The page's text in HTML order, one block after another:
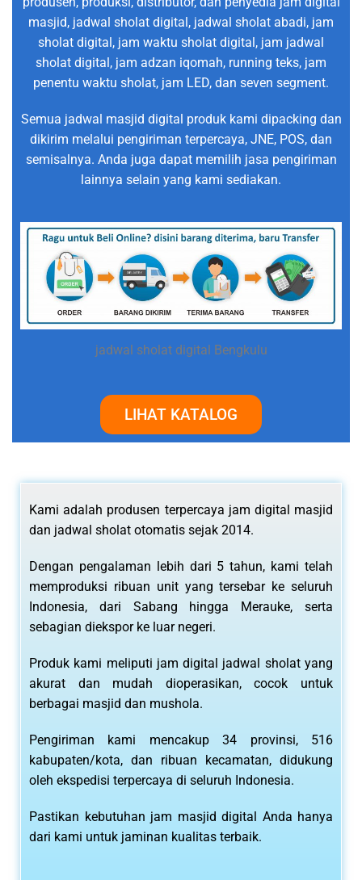
masjid, jadwal sholat digital, jadwal sholat abadi, jam
sholat digital, jam waktu sholat digital, jam jadwal
sholat digital, jam adzan iqomah, running teks, jam
penentu waktu sholat, jam LED, dan seven segment.
Semua jadwal masjid digital produk kami dipacking dan
dikirim melalui pengiriman terpercaya, JNE, POS, dan
semisalnya. Anda juga dapat memilih jasa pengiriman
lainnya selain yang kami sediakan.
jadwal sholat digital Bengkulu
LIHAT KATALOG
Kami adalah produsen terpercaya jam digital masjid
dan jadwal sholat otomatis sejak 2014.
Dengan pengalaman lebih dari 5 tahun, kami telah
memproduksi ribuan unit yang tersebar ke seluruh
Indonesia, dari Sabang hingga Merauke, serta
sebagian diekspor ke luar negeri.
Produk kami meliputi jam digital jadwal sholat yang
akurat dan mudah dioperasikan, cocok untuk
berbagai masjid dan mushola.
Pengiriman kami mencakup 34 provinsi, 516
kabupaten/kota, dan ribuan kecamatan, didukung
oleh ekspedisi terpercaya di seluruh Indonesia.
Pastikan kebutuhan jam masjid digital Anda hanya
dari kami untuk jaminan kualitas terbaik.